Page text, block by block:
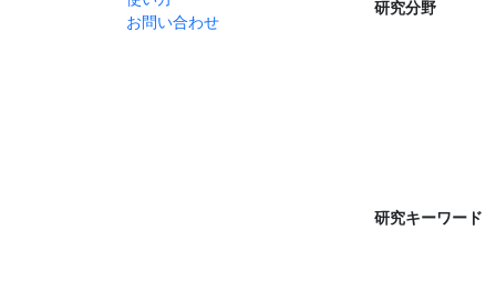
お問い合わせ
研究分野
研究キーワード